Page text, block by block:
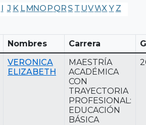
I J K LMNO PQR S T UVWX Y Z
Nombres Carrera
VERONICA
ELIZABETH
MAESTRÍA
ACADÉMICA
CON
TRAYECTORIA
PROFESIONAL:
EDUCACIÓN
BÁSICA